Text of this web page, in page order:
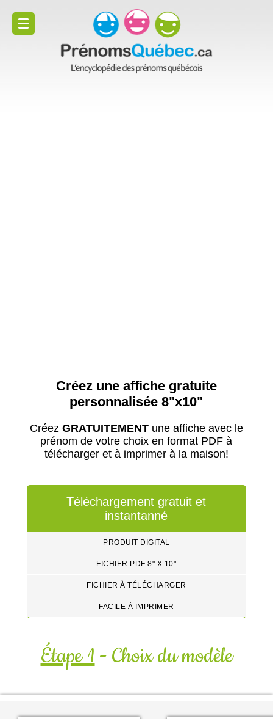
Créez une affiche gratuite
personnalisée 8"x10"
Créez GRATUITEMENTune affiche avec le
prénom de votre choix en format PDF à
télécharger et à imprimer à la maison!
Téléchargement gratuit et
instantanné
PRODUIT DIGITAL
FICHIER PDF 8" X 10"
FICHIER À TÉLÉCHARGER
FACILE À IMPRIMER
Étape 1- Choix du modèle